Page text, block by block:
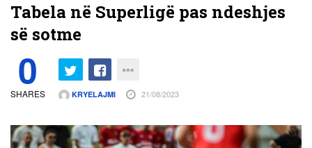
Tabela në Superligë pas ndeshjes
së sotme
0
SHARES KRYELAJMI 21/08/2023